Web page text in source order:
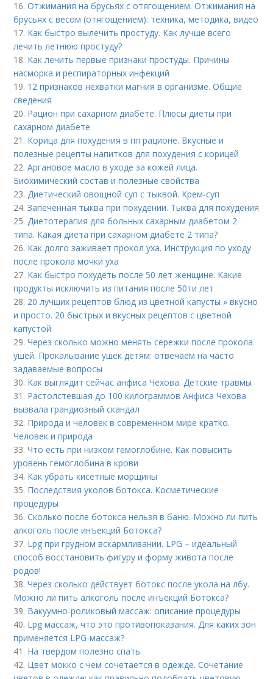
16.Отжимания на брусьях с отягощением. Отжимания на
брусьях с весом (отягощением): техника, методика, видео
17. Как быстро вылечить простуду. Как лучше всего
лечить летнюю простуду?
18. Как лечить первые признаки простуды. Причины
насморка и респираторных инфекций
19. 12 признаков нехватки магния в организме. Общие
сведения
20. Рацион при сахарном диабете. Плюсы диеты при
сахарном диабете
21. Корица для похудения в пп рационе. Вкусные и
полезные рецепты напитков для похудения с корицей
22.Аргановое масло в уходе за кожей лица.
Биохимический состав и полезные свойства
23.Диетический овощной суп с тыквой. Крем-суп
24.Запеченная тыква при похудении. Тыква для похудения
25.Диетотерапия для больных сахарным диабетом 2
типа. Какая диета при сахарном диабете 2 типа?
26. Как долго заживает прокол уха. Инструкция по уходу
после прокола мочки уха
27. Как быстро похудеть после 50 лет женщине. Какие
продукты исключить из питания после 50ти лет
28. 20 лучших рецептов блюд из цветной капусты » вкусно
и просто. 20 быстрых и вкусных рецептов с цветной
капустой
29.Через сколько можно менять сережки после прокола
ушей. Прокалывание ушек детям: отвечаем на часто
задаваемые вопросы
30. Как выглядит сейчас анфиса Чехова. Детские травмы
31. Растолстевшая до 100 килограммов Анфиса Чехова
вызвала грандиозный скандал
32. Природа и человек в современном мире кратко.
Человек и природа
33.Что есть при низком гемоглобине. Как повысить
уровень гемоглобина в крови
34. Как убрать кисетные морщины
35. Последствия уколов ботокса. Косметические
процедуры
36.Сколько после ботокса нельзя в баню. Можно ли пить
алкоголь после инъекций Ботокса?
37. Lpg при грудном вскармливании. LPG – идеальный
способ восстановить фигуру и форму живота после
родов!
38.Через сколько действует ботокс после укола на лбу.
Можно ли пить алкоголь после инъекций Ботокса?
39. Вакуумно-роликовый массаж: описание процедуры
40. Lpg массаж, что это противопоказания. Для каких зон
применяется LPG-массаж?
41. На твердом полезно спать.
42. Цвет мокко с чем сочетается в одежде. Сочетание